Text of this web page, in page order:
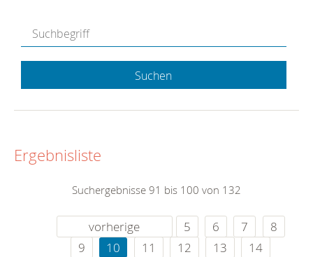
Suchen
Ergebnisliste
Suchergebnisse 91 bis 100 von 132
vorherige 5 6 7
8
9
10 11 12 13
14